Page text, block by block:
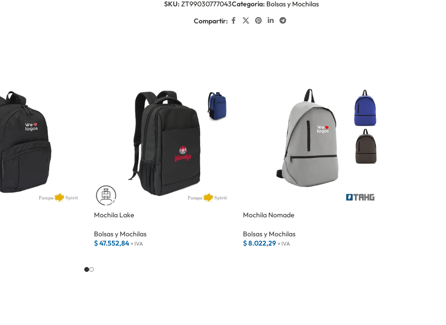
SKU: ZT99030777043Categoría: Bolsas y Mochilas
Compartir:
Mochila Lake
Bolsas y Mochilas
$47.552,84 + IVA
Mochila Nomade
Bolsas y Mochilas
$8.022,29 + IVA